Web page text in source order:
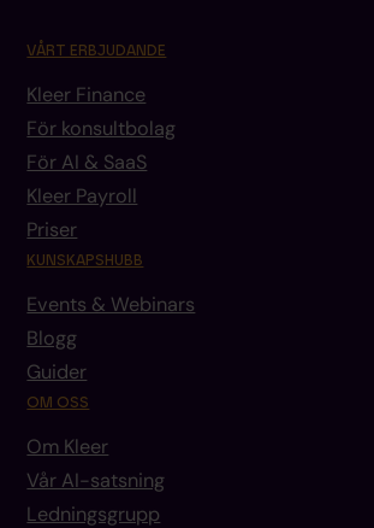
VÅRT ERBJUDANDE
Kleer Finance
För konsultbolag
För AI & SaaS
Kleer Payroll
Priser
KUNSKAPSHUBB
Events & Webinars
Blogg
Guider
OM OSS
Om Kleer
Vår AI-satsning
Ledningsgrupp